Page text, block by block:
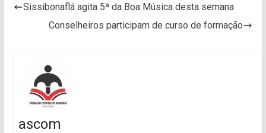
Sissibonaflá agita 5ª da Boa Música desta semana
Conselheiros participam de curso de formação
ascom